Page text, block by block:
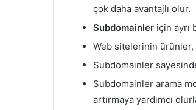
çok daha avantajlı olur.
Subdomainler için ayrı
Web sitelerinin
Subdomainler
Subdomainler arama
artırmaya yardımcı